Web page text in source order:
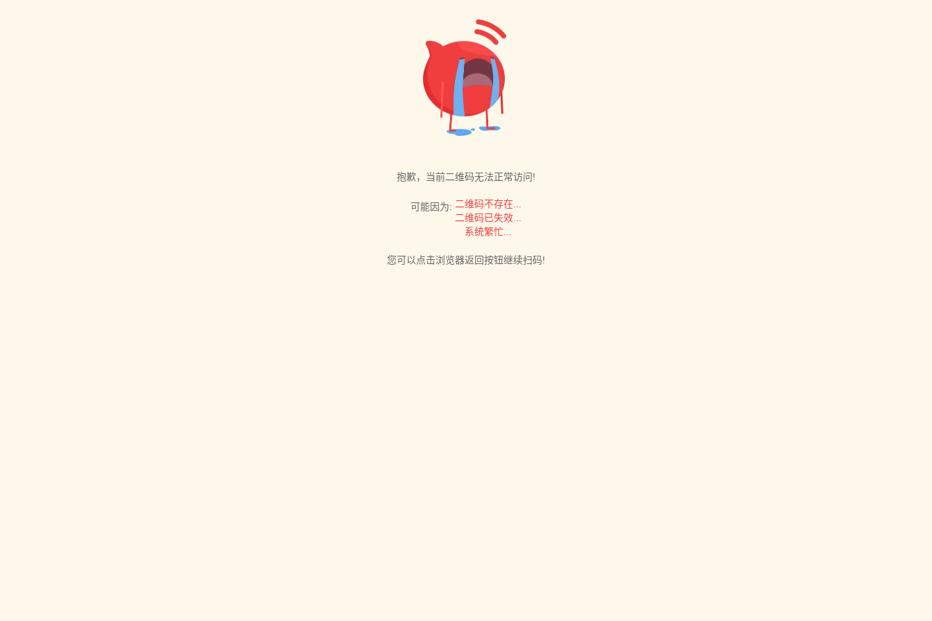
抱歉，当前二维码无法正常访问!
可能因为: 二维码不存在...
二维码已失效...
系统繁忙...
您可以点击浏览器返回按钮继续扫码!